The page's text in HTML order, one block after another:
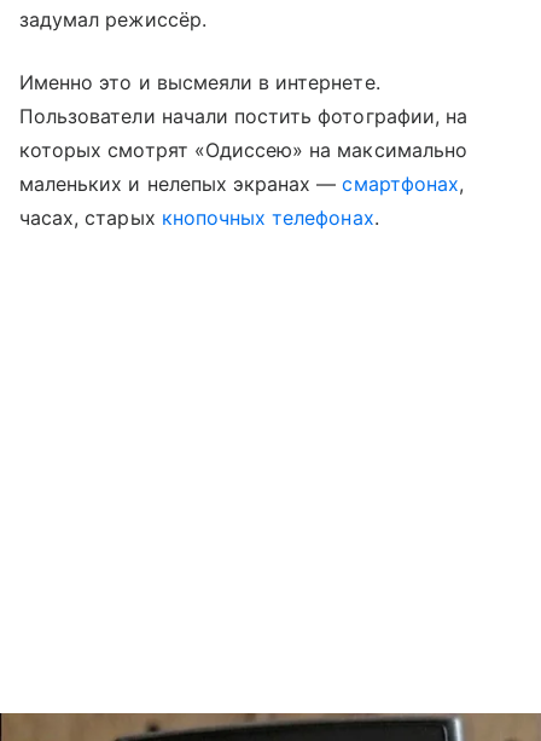
задумал режиссёр.
Именно это и высмеяли в интернете.
Пользователи начали постить фотографии, на
которых смотрят «Одиссею» на максимально
маленьких и нелепых экранах —смартфонах,
часах, старых кнопочных телефонах.